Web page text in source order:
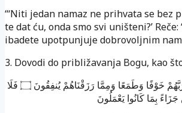
“‘Niti jedan namaz ne prihvata se bez
te dat ću, onda smo svi uništeni?’
ibadete upotpunjuje dobrovoljnim
3. Dovodi do približavanja Bogu, kao
خَوْفًا وَطَمَعًا وَمِمَّا رَزَقْنَاهُمْ يُنفِقُونَ ۝ فَلَا
بِمَا كَانُوا يَعْمَلُونَ